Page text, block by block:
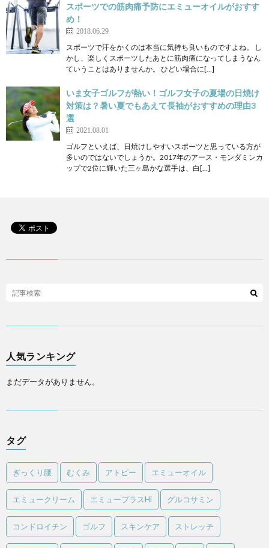
スポーツでの筋肉痛予防にエミューオイルがおすす
め！
2018.06.29
スポーツで汗をかくのは本当に気持ち良いものですよね。 し
かし、楽しくスポーツしたあとに筋肉痛になってしまうなん
ていうことはありませんか。 ひどい場合に[…]
いま女子ゴルフが熱い！ゴルフ女子の夏場の日焼け
対策は？暑い夏でもあえて長袖がおすすめの理由3
選
2021.08.01
ゴルフといえば、日焼けしやすいスポーツと思っている方が
多いのではないでしょうか。2017年のアース・モンダミンカ
ップで2位に輝いた三ヶ島かな選手は、白[…]
人気ランキング
まだデータがありません。
タグ
ぎっくり腰 むくみ アトピー エミューオイル
エミュークリーム エミュープラスHi グルコサミン
コンドロイチン ゴルフ スキンケア ストレッチ